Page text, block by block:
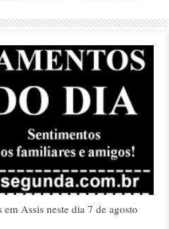
Assis neste dia 7 de agosto